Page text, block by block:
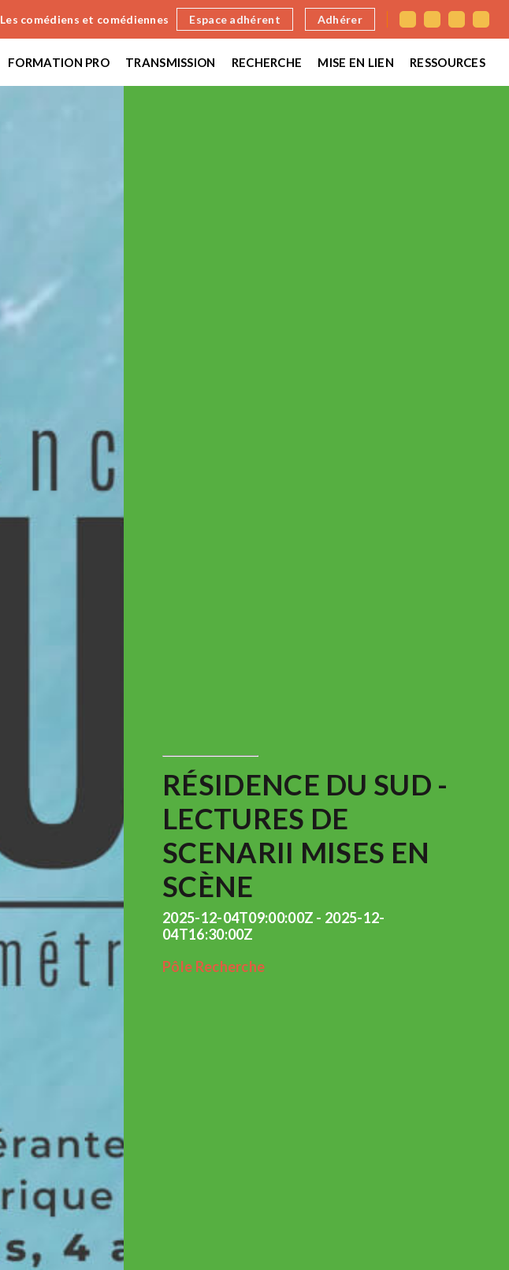
Les comédiens et comédiennes Espace adhérent Adhérer
FORMATION PRO TRANSMISSION RECHERCHE MISE EN LIEN RESSOURCES
RÉSIDENCE DU SUD -
LECTURES DE
SCENARII MISES EN
SCÈNE
2025-12-04T09:00:00Z - 2025-12-
04T16:30:00Z
Pôle Recherche